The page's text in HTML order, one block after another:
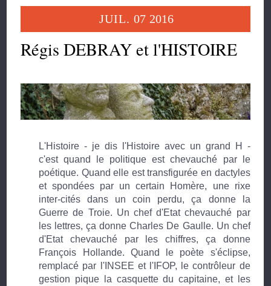
JUIL. 07 2016
Régis DEBRAY et l'HISTOIRE
L'Histoire - je dis l'Histoire avec un grand H -
c'est quand le politique est chevauché par le
poétique. Quand elle est transfigurée en dactyles
et spondées par un certain Homère, une rixe
inter-cités dans un coin perdu, ça donne la
Guerre de Troie. Un chef d'Etat chevauché par
les lettres, ça donne Charles De Gaulle. Un chef
d'Etat chevauché par les chiffres, ça donne
François Hollande. Quand le poète s'éclipse,
remplacé par l'INSEE et l'IFOP, le contrôleur de
gestion pique la casquette du capitaine, et les